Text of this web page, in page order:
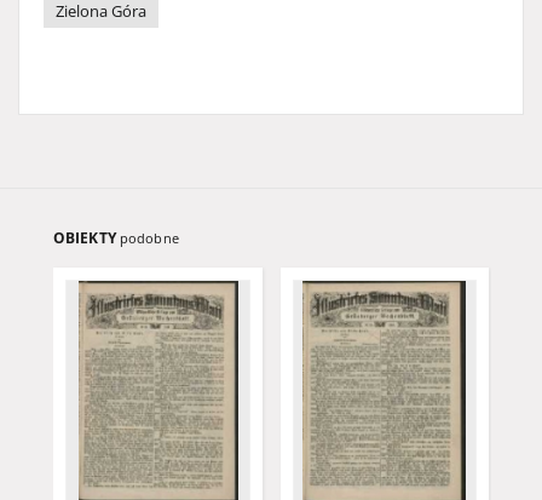
Zielona Góra
OBIEKTY podobne